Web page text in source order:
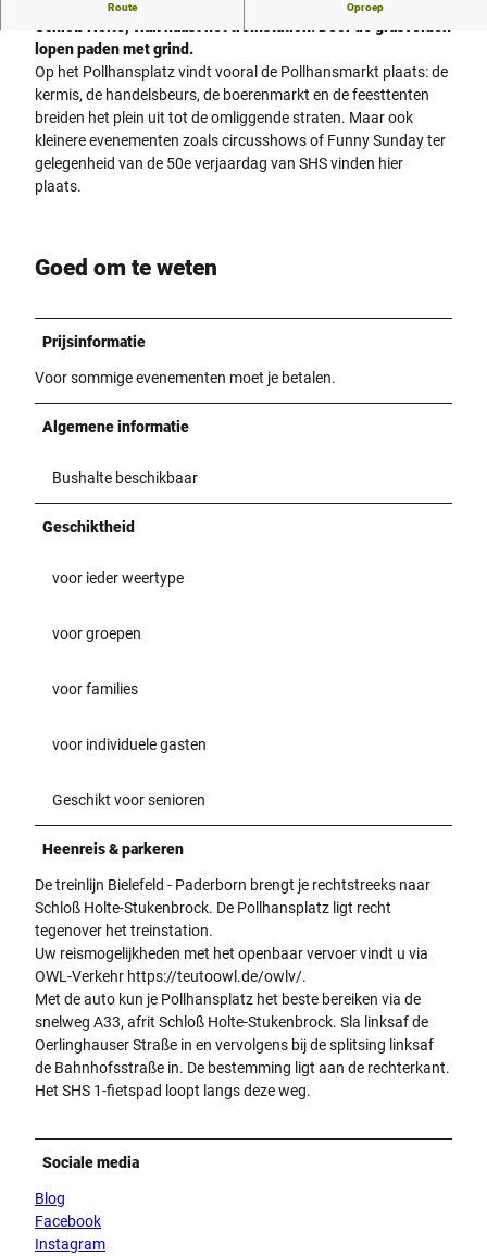
Route Oproep
lopen paden met grind.
Op het Pollhansplatz vindt vooral de Pollhansmarkt plaats: de
kermis, de handelsbeurs, de boerenmarkt en de feesttenten
breiden het plein uit tot de omliggende straten. Maar ook
kleinere evenementen zoals circusshows of Funny Sunday ter
gelegenheid van de 50e verjaardag van SHS vinden hier
plaats.
Goed om te weten
Prijsinformatie
Voor sommige evenementen moet je betalen.
Algemene informatie
Bushalte beschikbaar
Geschiktheid
voor ieder weertype
voor groepen
voor families
voor individuele gasten
Geschikt voor senioren
Heenreis & parkeren
De treinlijn Bielefeld - Paderborn brengt je rechtstreeks naar
Schloß Holte-Stukenbrock. De Pollhansplatz ligt recht
tegenover het treinstation.
Uw reismogelijkheden met het openbaar vervoer vindt u via
OWL-Verkehr https://teutoowl.de/owlv/.
Met de auto kun je Pollhansplatz het beste bereiken via de
snelweg A33, afrit Schloß Holte-Stukenbrock. Sla linksaf de
Oerlinghauser Straße in en vervolgens bij de splitsing linksaf
de Bahnhofsstraße in. De bestemming ligt aan de rechterkant.
Het SHS 1-fietspad loopt langs deze weg.
Sociale media
Blog
Facebook
Instagram